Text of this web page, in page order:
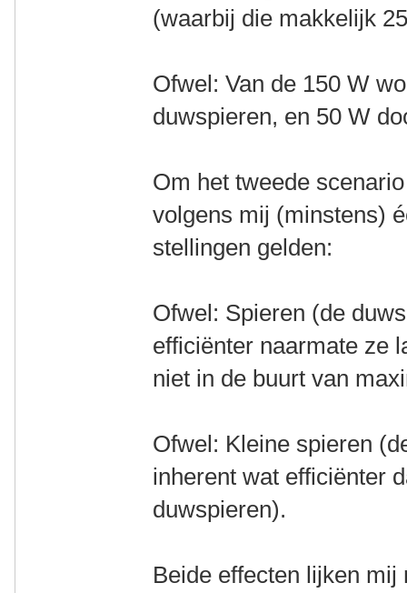
(waarbij die makkelijk
Ofwel: Van de 150 W
duwspieren, en 50 W
Om het tweede
volgens mij (minstens)
stellingen gelden:
Ofwel: Spieren (de
efficiënter naarmate ze
niet in de buurt van
Ofwel: Kleine spieren
inherent wat efficiënter
duwspieren).
Beide effecten lijken